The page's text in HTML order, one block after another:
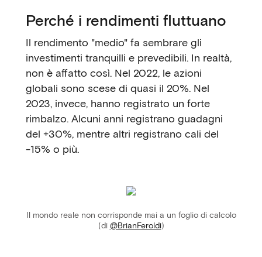
Perché i rendimenti fluttuano
Il rendimento "medio" fa sembrare gli
investimenti tranquilli e prevedibili. In realtà,
non è affatto così. Nel 2022, le azioni
globali sono scese di quasi il 20%. Nel
2023, invece, hanno registrato un forte
rimbalzo. Alcuni anni registrano guadagni
del +30%, mentre altri registrano cali del
-15% o più.
Il mondo reale non corrisponde mai a un foglio di calcolo
(di @BrianFeroldi)